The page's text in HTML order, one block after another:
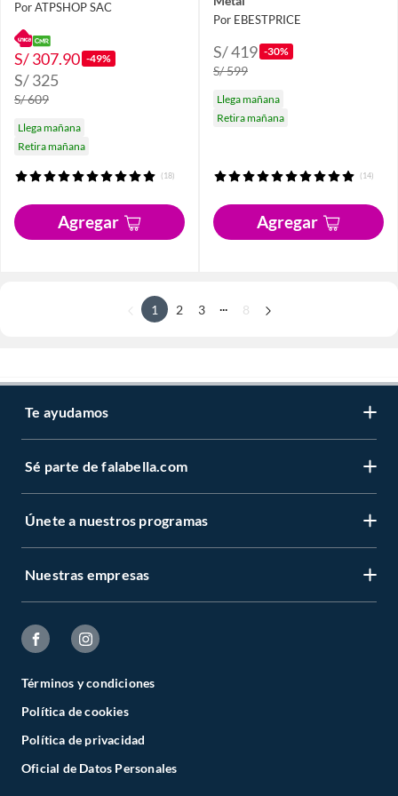
Por ATPSHOP SAC
S/ 307.90 -49%
S/ 325
S/ 609
Llega mañana
Retira mañana
(18)
Agregar
Por EBESTPRICE
S/ 419 -30%
S/ 599
Llega mañana
Retira mañana
(14)
Agregar
1 2 3 8
Te ayudamos
Sé parte de falabella.com
Únete a nuestros programas
Nuestras empresas
Términos y condiciones
Política de cookies
Política de privacidad
Oficial de Datos Personales